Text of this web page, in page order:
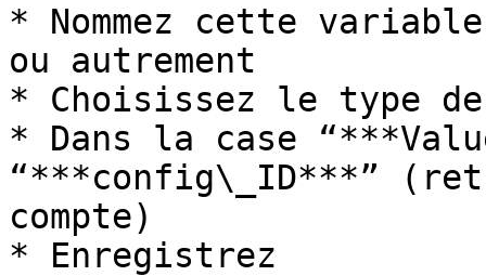
* Nommez cette
ou autrement
* Choisissez le type
* Dans la case
“***config\_ID***”
compte)
* Enregistrez